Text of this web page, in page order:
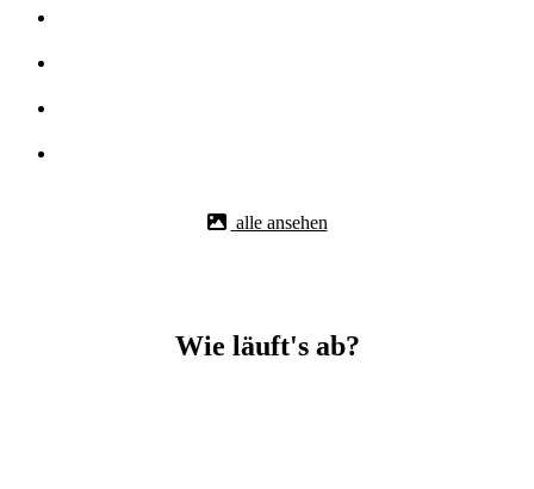
alle ansehen
Wie läuft's ab?